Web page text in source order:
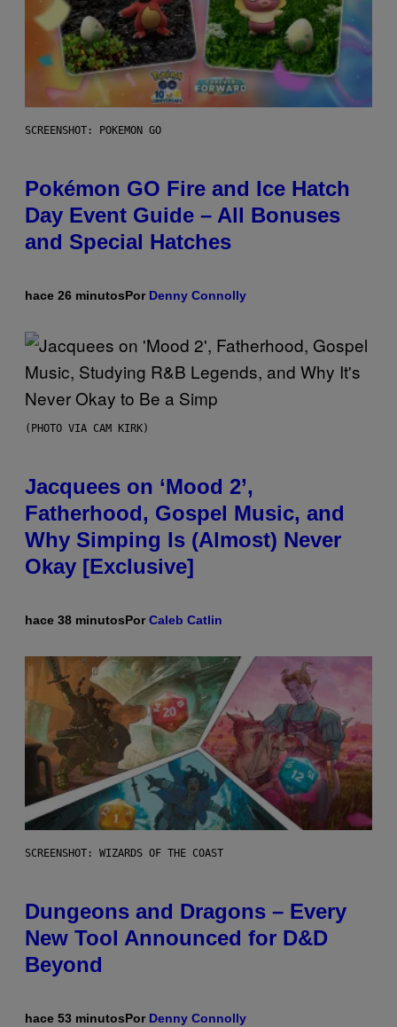
SCREENSHOT: POKEMON GO
Pokémon GO Fire and Ice Hatch
Day Event Guide – All Bonuses
and Special Hatches
hace 26 minutosPor Denny Connolly
(PHOTO VIA CAM KIRK)
Jacquees on ‘Mood 2’,
Fatherhood, Gospel Music, and
Why Simping Is (Almost) Never
Okay [Exclusive]
hace 38 minutosPorCaleb Catlin
SCREENSHOT: WIZARDS OF THE COAST
Dungeons and Dragons – Every
New Tool Announced for D&D
Beyond
hace 53 minutosPor Denny Connolly